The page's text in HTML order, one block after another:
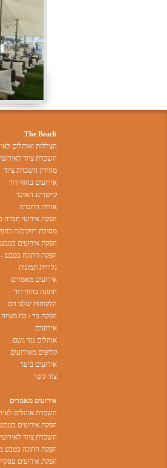
The Beach
הצללות ואוהלים
השכרת ציוד
מחירון השכרת ציוד
אירועים בחוף דור
קייטרינג האיכר
אודות החברה
הפקת אירועי חברה
מסיבת רווקים/ת
הפקת אירועים בטבע
הפקת חתונה בטבע -
גלריית תמונות
אירועים מאמרים
חתונה בחוף דור
הלקוחות שלנו הם
הפקת בר / בת מצווה
אירועים
אוהלים נגד גשם
קליפים מאירועים
אירועים ביער
צור קשר
אירועים מאמרים
הפקת אירועים
השכרת ציוד
הפקת חתונה בטבע
הפקת אירועים